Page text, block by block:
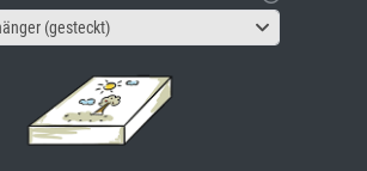
(gesteckt)